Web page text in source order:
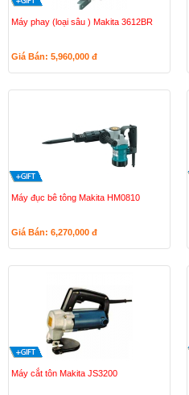
Máy phay (loại sâu ) Makita 3612BR
Giá Bán: 5,960,000 đ
Máy đục bê tông Makita HM0810
Giá Bán: 6,270,000 đ
Máy cắt tôn Makita JS3200